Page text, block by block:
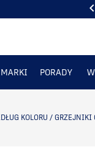
MARKI PORADY
KOLORU / GRZEJNIKI